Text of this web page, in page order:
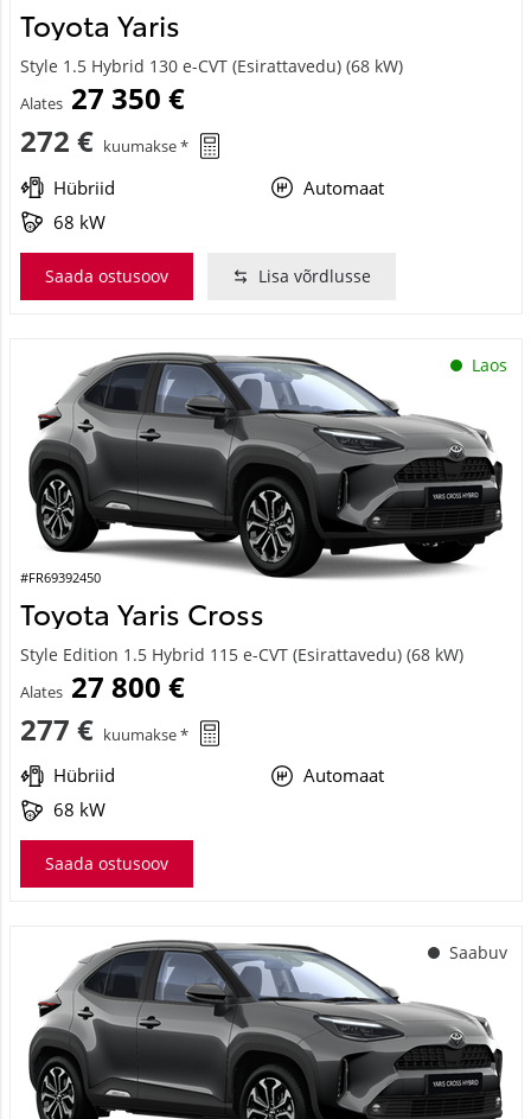
Toyota Yaris
Style 1.5 Hybrid 130 e-CVT (Esirattavedu) (68 kW)
Alates 27 350 €
272 € kuumakse *
Hübriid
Automaat
68 kW
Saada ostusoov Lisa võrdlusse
Laos
#FR69392450
Toyota Yaris Cross
Style Edition 1.5 Hybrid 115 e-CVT (Esirattavedu) (68 kW)
Alates 27 800 €
277 € kuumakse *
Hübriid
Automaat
68 kW
Saada ostusoov
Saabuv